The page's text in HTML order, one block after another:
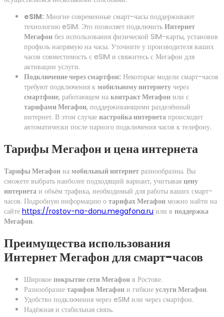
eSIM: Многие современные смарт-часы поддерживают
технологию eSIM. Это позволяет подключить Интернет
Мегафон без использования физической SIM-карты, установив
профиль напрямую на часы. Уточните у производителя ваших
часов совместимость с eSIM и свяжитесь с Мегафон для
активации услуги.
Подключение через смартфон: Некоторые модели смарт-часов
требуют подключения к мобильному интернету через
смартфоне, работающем на контракт Мегафон или с
тарифами Мегафон, поддерживающими разделённый
интернет. В этом случае настройка интернета происходит
автоматически после парного подключения часов к телефону.
Тарифы Мегафон и цена интернета
Тарифы Мегафон на мобильный интернет разнообразны. Вы
сможете выбрать наиболее подходящий вариант, учитывая цену
интернета и объём трафика, необходимый для работы ваших смарт-
часов. Подробную информацию о тарифах Мегафон можно найти на
сайте https://rostov-na-donu.megafona.ru или в поддержка
Мегафон.
Преимущества использования
Интернет Мегафон для смарт-часов
Широкое покрытие сети Мегафон в Ростове.
Разнообразие тарифов Мегафон и гибкие услуги Мегафон.
Удобство подключения через eSIM или через смартфон.
Надёжная и стабильная связь.